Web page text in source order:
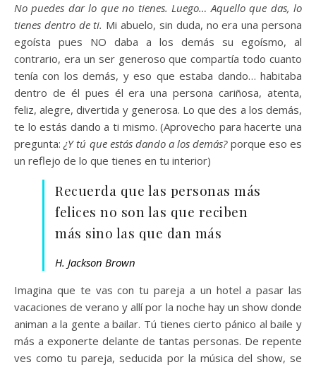
No puedes dar lo que no tienes. Luego… Aquello que das, lo
tienes dentro de ti. Mi abuelo, sin duda, no era una persona
egoísta pues NO daba a los demás su egoísmo, al
contrario, era un ser generoso que compartía todo cuanto
tenía con los demás, y eso que estaba dando… habitaba
dentro de él pues él era una persona cariñosa, atenta,
feliz, alegre, divertida y generosa. Lo que des a los demás,
te lo estás dando a ti mismo. (Aprovecho para hacerte una
pregunta:¿Y tú que estás dando a los demás?porque eso es
un reflejo de lo que tienes en tu interior)
Recuerda que las personas más
felices no son las que reciben
más sino las que dan más
H. Jackson Brown
Imagina que te vas con tu pareja a un hotel a pasar las
vacaciones de verano y allí por la noche hay un show donde
animan a la gente a bailar. Tú tienes cierto pánico al baile y
más a exponerte delante de tantas personas. De repente
ves como tu pareja, seducida por la música del show, se